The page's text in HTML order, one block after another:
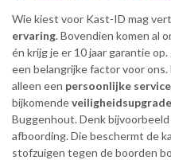
Wie kiest voor Kast-ID mag
ervaring. Bovendien komen al
én krijg je er 10 jaar garantie
een belangrijke factor voor
alleen een persoonlijke service
bijkomendeveiligheidsupgrade
Buggenhout. Denk
afboording. Die beschermt de
stofzuigen tegen de boorden